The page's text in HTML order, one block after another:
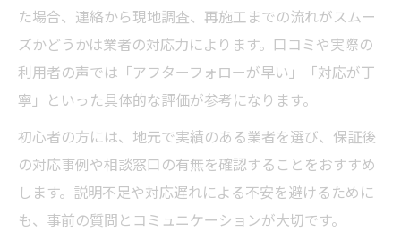
た場合、連絡から現地調査、再施工までの流れがスムー
ズかどうかは業者の対応力によります。口コミや実際の
利用者の声では「アフターフォローが早い」「対応が丁
寧」といった具体的な評価が参考になります。
初心者の方には、地元で実績のある業者を選び、保証後
の対応事例や相談窓口の有無を確認することをおすすめ
します。説明不足や対応遅れによる不安を避けるために
も、事前の質問とコミュニケーションが大切です。